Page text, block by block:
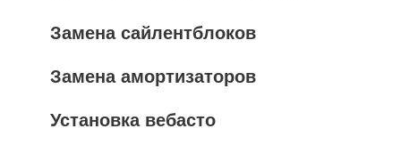
Замена сайлентблоков
Замена амортизаторов
Установка вебасто